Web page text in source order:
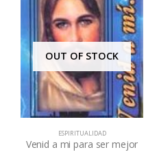
OUT OF STOCK
ESPIRITUALIDAD
Venid a mi para ser mejor